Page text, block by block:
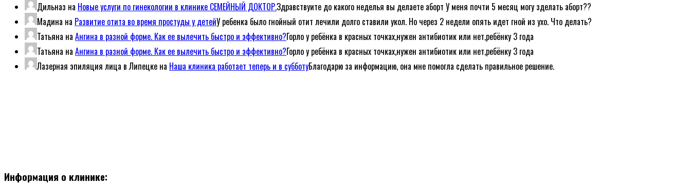
Дильназ на Новые услуги по гинекологии в клинике СЕМЕЙНЫЙ ДОКТОР.Здравствуите до какого неделья вы делаете аборт У меня почти 5 месяц могу зделать аборт??
Мадина на Развитие отита во время простуды у детейУ ребенка было гнойный отит лечили долго ставили укол. Но через 2 недели опять идет гной из ухо. Что делать?
Татьяна на Ангина в разной форме. Как ее вылечить быстро и эффективно?Горло у ребёнка в красных точках,нужен антибиотик или нет,ребёнку 3 года
Татьяна на Ангина в разной форме. Как ее вылечить быстро и эффективно?Горло у ребёнка в красных точках,нужен антибиотик или нет,ребёнку 3 года
Лазерная эпиляция лица в Липецке на Наша клиника работает теперь и в субботуБлагодарю за информацию, она мне помогла сделать правильное решение.
Информация о клинике: